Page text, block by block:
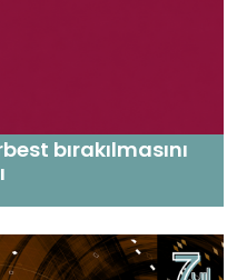
bırakılmasını